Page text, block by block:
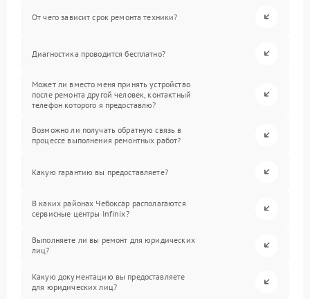
От чего зависит срок ремонта техники?
Диагностика проводится бесплатно?
Может ли вместо меня принять устройство
после ремонта другой человек, контактный
телефон которого я предоставлю?
Возможно ли получать обратную связь в
процессе выполнения ремонтных работ?
Какую гарантию вы предоставляете?
В каких районах Чебоксар располагаются
сервисные центры Infinix?
Выполняете ли вы ремонт для юридических
лиц?
Какую документацию вы предоставляете
для юридических лиц?